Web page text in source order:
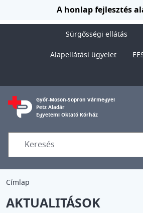
Ugrás a tartalomraA honlap fejlesztés
Sürgősségi ellátás
Alapellátási ügyelet
Győr-Moson-Sopron Vármegyei
Petz Aladár
Egyetemi Oktató Kórház
Címlap
AKTUALITÁSOK